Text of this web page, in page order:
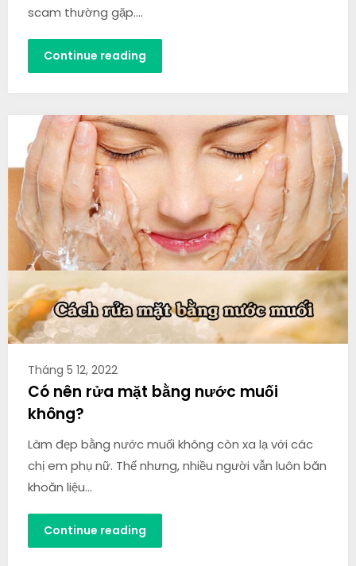
scam thường gặp….
Continue reading
Tháng 5 12, 2022
Có nên rửa mặt bằng nước muối
không?
Làm đẹp bằng nước muối không còn xa lạ với các
chị em phụ nữ. Thế nhưng, nhiều người vẫn luôn băn
khoăn liệu…
Continue reading